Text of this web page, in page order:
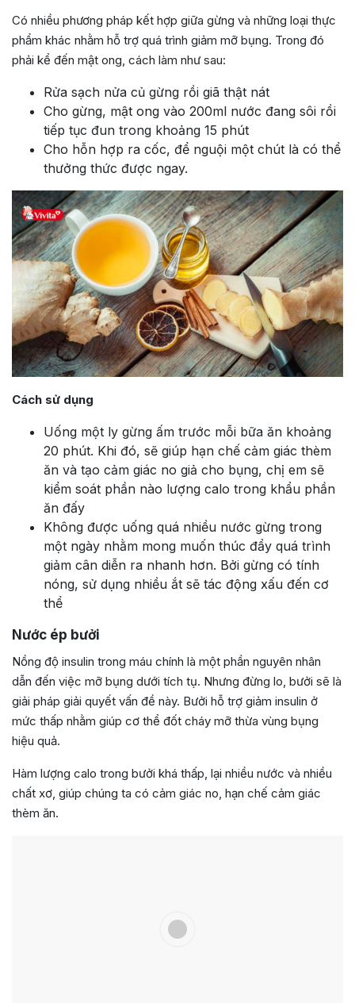
Có nhiều phương pháp kết hợp giữa gừng và những loại thực
phẩm khác nhằm hỗ trợ quá trình giảm mỡ bụng. Trong đó
phải kể đến mật ong, cách làm như sau:
Rửa sạch nửa củ gừng rồi giã thật nát
Cho gừng, mật ong vào 200ml nước đang sôi rồi
tiếp tục đun trong khoảng 15 phút
Cho hỗn hợp ra cốc, để nguội một chút là có thể
thưởng thức được ngay.
Cách sử dụng
Uống một ly gừng ấm trước mỗi bữa ăn khoảng
20 phút. Khi đó, sẽ giúp hạn chế cảm giác thèm
ăn và tạo cảm giác no giả cho bụng, chị em sẽ
kiểm soát phần nào lượng calo trong khẩu phần
ăn đấy
Không được uống quá nhiều nước gừng trong
một ngày nhằm mong muốn thúc đẩy quá trình
giảm cân diễn ra nhanh hơn. Bởi gừng có tính
nóng, sử dụng nhiều ắt sẽ tác động xấu đến cơ
thể
Nước ép bưởi
Nồng độ insulin trong máu chính là một phần nguyên nhân
dẫn đến việc mỡ bụng dưới tích tụ. Nhưng đừng lo, bưởi sẽ là
giải pháp giải quyết vấn đề này. Bưởi hỗ trợ giảm insulin ở
mức thấp nhằm giúp cơ thể đốt cháy mỡ thừa vùng bụng
hiệu quả.
Hàm lượng calo trong bưởi khá thấp, lại nhiều nước và nhiều
chất xơ, giúp chúng ta có cảm giác no, hạn chế cảm giác
thèm ăn.